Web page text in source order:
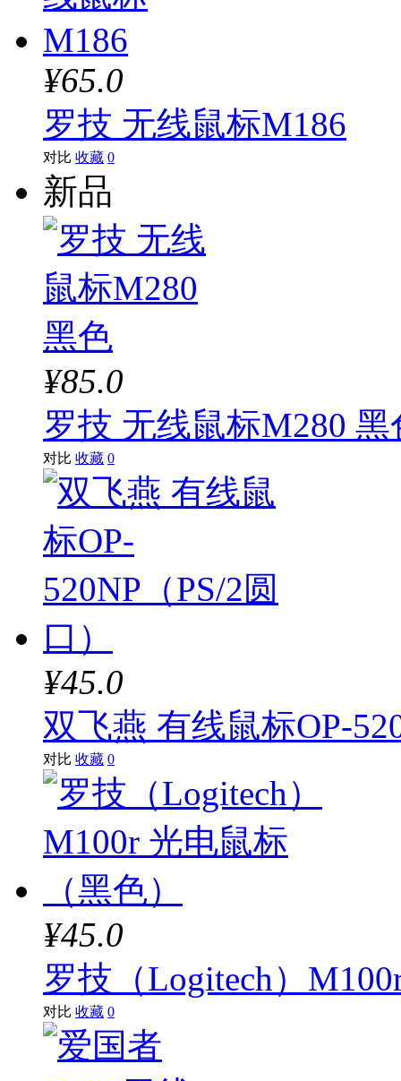
¥65.0
罗技 无线鼠标M186
对比 收藏 0
新品
¥85.0
罗技 无线鼠标M280 黑
对比 收藏 0
¥45.0
双飞燕 有线鼠标OP-
对比 收藏 0
¥45.0
罗技（Logitech）
对比 收藏 0